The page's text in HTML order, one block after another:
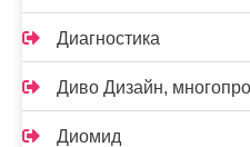
Диагностика
Диво Дизайн,
Диомид